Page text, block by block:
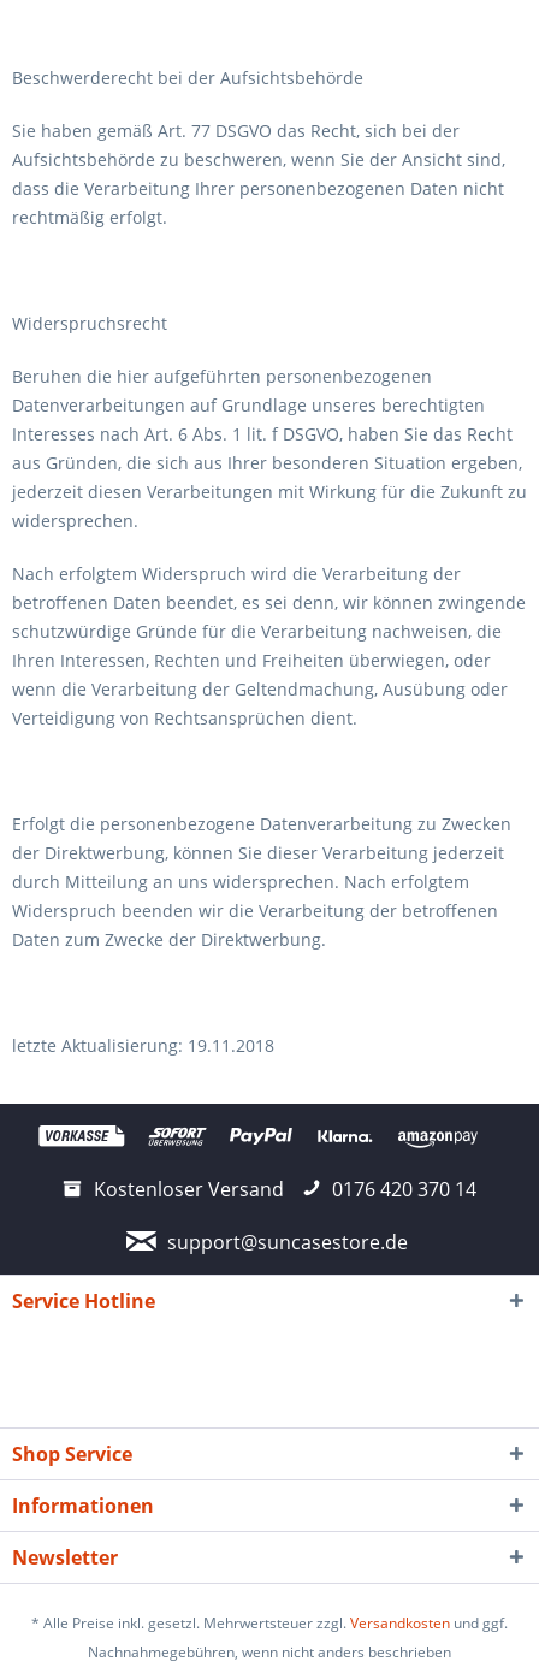
Beschwerderecht bei der Aufsichtsbehörde
Sie haben gemäß Art. 77 DSGVO das Recht, sich bei der
Aufsichtsbehörde zu beschweren, wenn Sie der Ansicht sind,
dass die Verarbeitung Ihrer personenbezogenen Daten nicht
rechtmäßig erfolgt.
Widerspruchsrecht
Beruhen die hier aufgeführten personenbezogenen
Datenverarbeitungen auf Grundlage unseres berechtigten
Interesses nach Art. 6 Abs. 1 lit. f DSGVO, haben Sie das Recht
aus Gründen, die sich aus Ihrer besonderen Situation ergeben,
jederzeit diesen Verarbeitungen mit Wirkung für die Zukunft zu
widersprechen.
Nach erfolgtem Widerspruch wird die Verarbeitung der
betroffenen Daten beendet, es sei denn, wir können zwingende
schutzwürdige Gründe für die Verarbeitung nachweisen, die
Ihren Interessen, Rechten und Freiheiten überwiegen, oder
wenn die Verarbeitung der Geltendmachung, Ausübung oder
Verteidigung von Rechtsansprüchen dient.
Erfolgt die personenbezogene Datenverarbeitung zu Zwecken
der Direktwerbung, können Sie dieser Verarbeitung jederzeit
durch Mitteilung an uns widersprechen. Nach erfolgtem
Widerspruch beenden wir die Verarbeitung der betroffenen
Daten zum Zwecke der Direktwerbung.
letzte Aktualisierung: 19.11.2018
Kostenloser Versand
0176 420 370 14
support@suncasestore.de
Service Hotline
Shop Service
Informationen
Newsletter
* Alle Preise inkl. gesetzl. Mehrwertsteuer zzgl.Versandkosten und ggf.
Nachnahmegebühren, wenn nicht anders beschrieben